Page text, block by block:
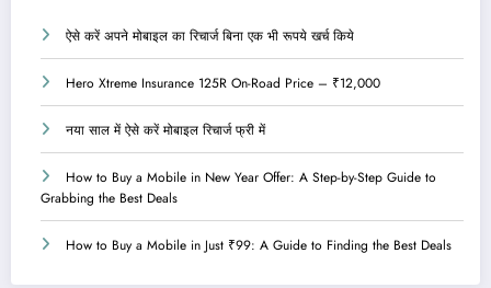
ऐसे करें अपने मोबाइल का रिचार्ज बिना एक भी रूपये खर्च किये
Hero Xtreme Insurance 125R On-Road Price – ₹12,000
नया साल में ऐसे करें मोबाइल रिचार्ज फ्री में
How to Buy a Mobile in New Year Offer: A Step-by-Step Guide to
Grabbing the Best Deals
How to Buy a Mobile in Just ₹99: A Guide to Finding the Best Deals